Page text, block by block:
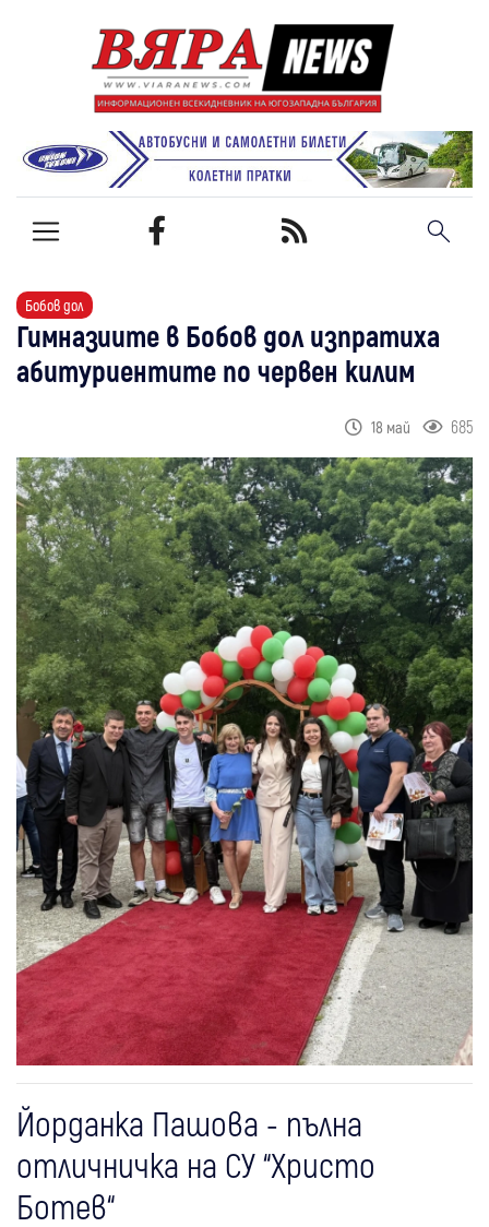
Бобов дол
Гимназиите в Бобов дол изпратиха
абитуриентите по червен килим
18 май 685
Йорданка Пашова - пълна
отличничка на СУ “Христо
Ботев“